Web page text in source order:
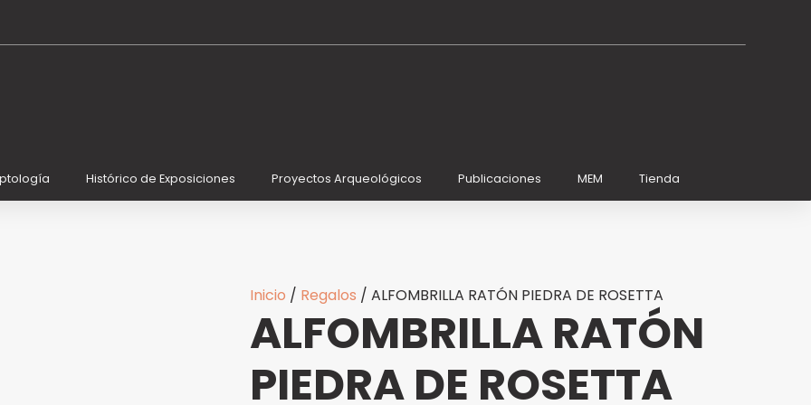
Histórico de Exposiciones Proyectos Arqueológicos Publicaciones MEM Tienda
Inicio / Regalos / ALFOMBRILLA RATÓN PIEDRA DE ROSETTA
ALFOMBRILLA RATÓN
PIEDRA DE ROSETTA